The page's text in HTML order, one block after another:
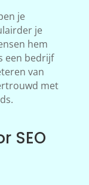
je
je
hem
een bedrijf
van
met
SEO